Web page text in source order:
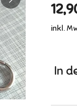
inkl.
In